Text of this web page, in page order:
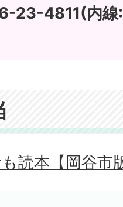
23-4811(内
読本【岡谷市